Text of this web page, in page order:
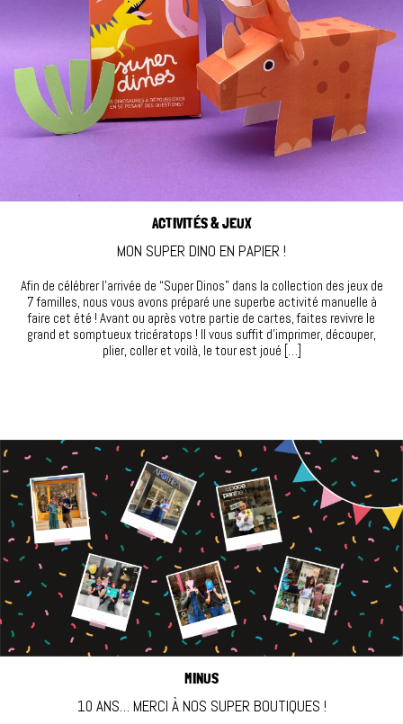
ACTIVITÉS & JEUX
MON SUPER DINO EN PAPIER !
Afin de célébrer l’arrivée de “Super Dinos” dans la collection des jeux de
7 familles, nous vous avons préparé une superbe activité manuelle à
faire cet été ! Avant ou après votre partie de cartes, faites revivre le
grand et somptueux tricératops ! Il vous suffit d’imprimer, découper,
plier, coller et voilà, le tour est joué […]
MINUS
10 ANS… MERCI À NOS SUPER BOUTIQUES !